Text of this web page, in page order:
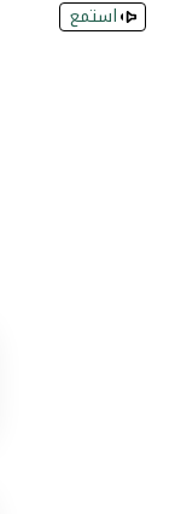
استمع